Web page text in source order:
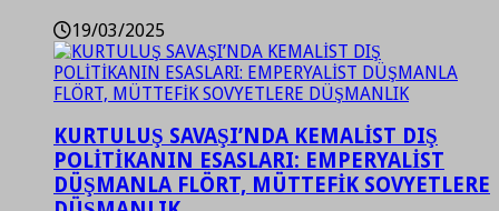
19/03/2025
KURTULUŞ SAVAŞI’NDA KEMALİST DIŞ
POLİTİKANIN ESASLARI: EMPERYALİST
DÜŞMANLA FLÖRT, MÜTTEFİK SOVYETLERE